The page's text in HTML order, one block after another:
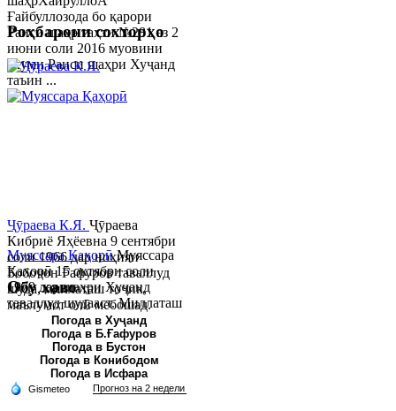
Ғайбуллозода бо қарори
Раиси шаҳр таҳти №281 аз 2
июни соли 2016 муовини
якуми Раиси шаҳри Хуҷанд
таъин ...
Муяссара ҚаҳорӣМуяссара
Қаҳорӣ 15 октябри соли
1979 дар шаҳри Хуҷанд
таваллуд шудааст. Миллаташ
тоҷик. Маълумот олӣ. Соли
2002 Донишгоҳи давлатии
Хуҷанд ба...
Роҳбарони сохторҳо
Ҷӯраева К.Я. Ҷӯраева
Кибриё Яҳёевна 9 сентябри
соли 1966 дар ноҳияи
Бобоҷон Ғафуров таваллуд
шуда, миллаташ тоҷик,
маълумот олӣ мебошад.
Соли 1997 Донишг...
Обу хаво
Погода в Хуҷанд
Погода в Б.Ғафуров
Погода в Бустон
Погода в Конибодом
Погода в Исфара